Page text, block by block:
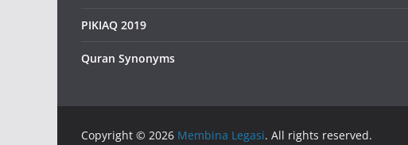
PIKIAQ 2019
Quran Synonyms
Copyright © 2026 Membina Legasi. All rights reserved.